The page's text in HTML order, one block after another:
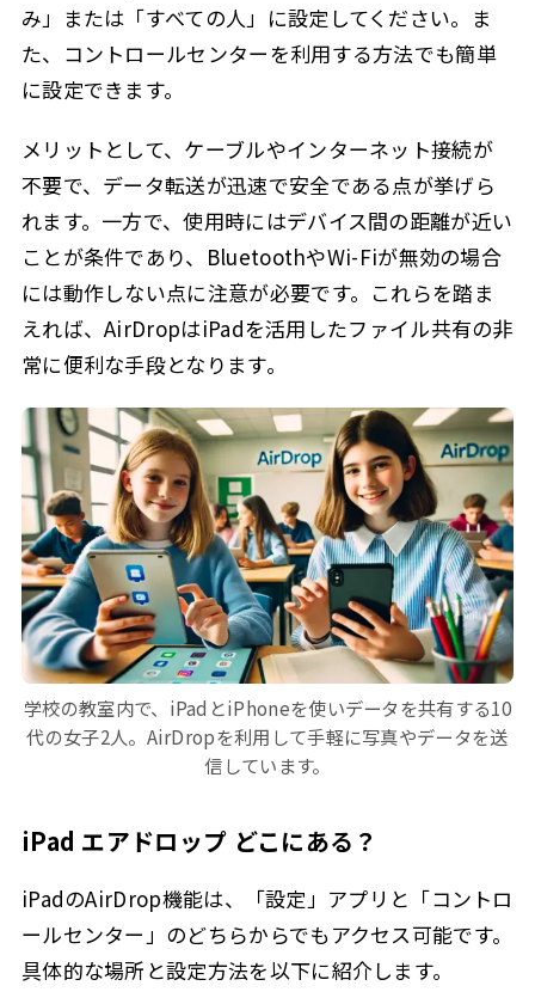
み」または「すべての人」に設定してください。ま
た、コントロールセンターを利用する方法でも簡単
に設定できます。
メリットとして、ケーブルやインターネット接続が
不要で、データ転送が迅速で安全である点が挙げら
れます。一方で、使用時にはデバイス間の距離が近い
ことが条件であり、BluetoothやWi-Fiが無効の場合
には動作しない点に注意が必要です。これらを踏ま
えれば、AirDropはiPadを活用したファイル共有の非
常に便利な手段となります。
学校の教室内で、iPadとiPhoneを使いデータを共有する10
代の女子2人。AirDropを利用して手軽に写真やデータを送
信しています。
iPad エアドロップ どこにある？
iPadのAirDrop機能は、「設定」アプリと「コントロ
ールセンター」のどちらからでもアクセス可能です。
具体的な場所と設定方法を以下に紹介します。